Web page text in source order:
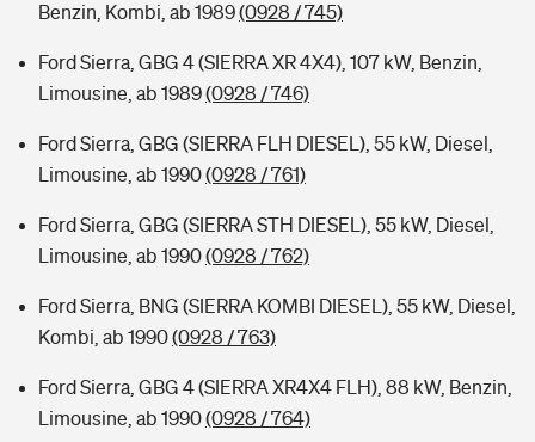
Benzin, Kombi, ab 1989(0928 / 745)
Ford Sierra, GBG 4 (SIERRA XR 4X4), 107 kW, Benzin,
Limousine, ab 1989(0928 / 746)
Ford Sierra, GBG (SIERRA FLH DIESEL), 55 kW, Diesel,
Limousine, ab 1990(0928 / 761)
Ford Sierra, GBG (SIERRA STH DIESEL), 55 kW, Diesel,
Limousine, ab 1990(0928 / 762)
Ford Sierra, BNG (SIERRA KOMBI DIESEL), 55 kW, Diesel,
Kombi, ab 1990(0928 / 763)
Ford Sierra, GBG 4 (SIERRA XR4X4 FLH), 88 kW, Benzin,
Limousine, ab 1990(0928 / 764)